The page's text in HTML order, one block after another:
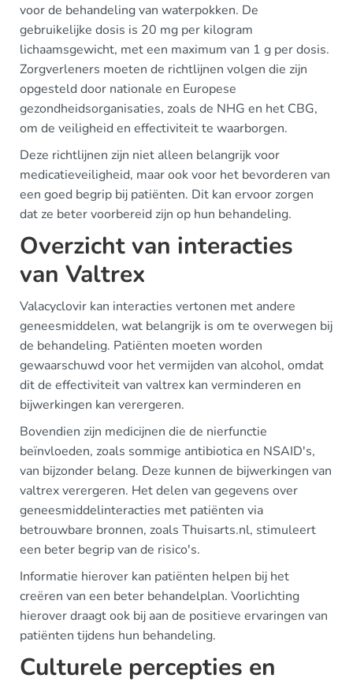
voor de behandeling van waterpokken. De
gebruikelijke dosis is 20 mg per kilogram
lichaamsgewicht, met een maximum van 1 g per dosis.
Zorgverleners moeten de richtlijnen volgen die zijn
opgesteld door nationale en Europese
gezondheidsorganisaties, zoals de NHG en het CBG,
om de veiligheid en effectiviteit te waarborgen.
Deze richtlijnen zijn niet alleen belangrijk voor
medicatieveiligheid, maar ook voor het bevorderen van
een goed begrip bij patiënten. Dit kan ervoor zorgen
dat ze beter voorbereid zijn op hun behandeling.
Overzicht van interacties
van Valtrex
Valacyclovir kan interacties vertonen met andere
geneesmiddelen, wat belangrijk is om te overwegen bij
de behandeling. Patiënten moeten worden
gewaarschuwd voor het vermijden van alcohol, omdat
dit de effectiviteit van valtrex kan verminderen en
bijwerkingen kan verergeren.
Bovendien zijn medicijnen die de nierfunctie
beïnvloeden, zoals sommige antibiotica en NSAID's,
van bijzonder belang. Deze kunnen de bijwerkingen van
valtrex verergeren. Het delen van gegevens over
geneesmiddelinteracties met patiënten via
betrouwbare bronnen, zoals Thuisarts.nl, stimuleert
een beter begrip van de risico's.
Informatie hierover kan patiënten helpen bij het
creëren van een beter behandelplan. Voorlichting
hierover draagt ook bij aan de positieve ervaringen van
patiënten tijdens hun behandeling.
Culturele percepties en